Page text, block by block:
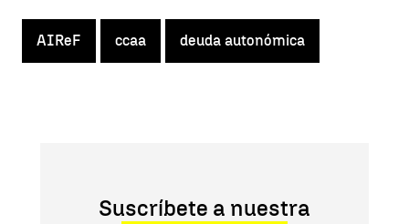
AIReF ccaa deuda autonómica
Suscríbete a nuestra